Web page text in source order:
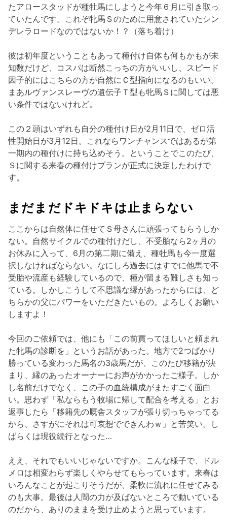
たアロースタッドが種牡馬にしようと今年６月に引き取っ
ていたんです。これぞ牝馬Ｓのために用意されていたシン
デレラロードなのではないか！？（落ち着け）
彼は初年度ということもあって種付け自体も何もかもが未
知数だけど、コスパは断然こっちの方がいいし、スピード
因子的にはこちらの方が自然にＣ型指向になるのもいい。
まあルヴァンスレーヴの遺伝子Ｔ型も牝馬Ｓに関しては悪
い条件ではないけれど。
この２頭はいずれも自分の種付け日が2月11日で、ゼロ活
性開始日が3月12日。これならワンチャンスではあるが第
一期内の種付けに持ち込めそう。ということでこのたび、
Ｓに関する来春の種付けプランが正式に決定したわけで
す。
まだまだドキドキは止まらない
ここからは自然体に任せてＳ母さんに頑張ってもらうしか
ない。自然サイクルでの種付けだし、不受胎なら2ヶ月の
お休みに入って、6月の第二期に備え、種牡馬も今一度選
択しなければならない。なにしろ過去にはすでに他馬で不
受胎や流産も経験しているので、種が留まる難しさも知っ
ている。しかしこうして不思議な縁があったからには、ど
ちらかの父にパワーをいただきたいもの。よろしくお願い
しますよ！
今回のご依頼では、他にも「この前買ってほしいと頼まれ
た牝馬の診断を」というお話があった。地方で2つばかり
勝っている変わった馬名の3歳馬だが、このたび移籍が決
まり、縁のあったオーナーにお声がかかったご様子。しか
し名前だけでなく、この子の血統構成がまたすごく面白
い。思わず「私ならもう牧場に帰して配合を考える」とお
返事したら「移籍先の厩舎スタッフが張り切っちゃってる
から、さすがにそれは可哀想でできんわｗ」と苦笑い。し
ばらくは現役続行となった…
ええ、それでもいいじゃないですか。こんな様子で、ドル
メロは相変わらず楽しくやらせてもらっています。来春は
いろんなことが起こりそうだが、柔軟に流れに任せてみる
のも大事。最後は人間の力が及ばないところで動いている
のだから、ありのままを受け止めようと思っています。